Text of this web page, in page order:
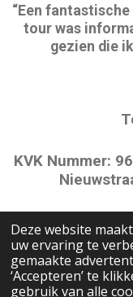
Deze website
uw ervaring te
gemaakte
‘Accepteren’ te
gebruik van alle
“Een
tour was
gezien die
KVK
© 2024 - 2026
Powered byJouwWeb